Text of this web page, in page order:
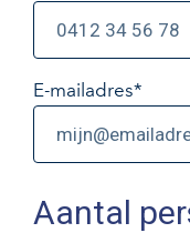
E-mailadres*
Aantal